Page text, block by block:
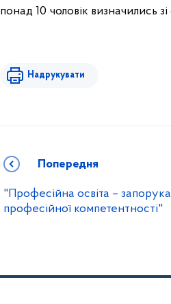
понад 10 чоловік визначились
Надрукувати
Попередня
"Професійна освіта –
професійної компетентності"